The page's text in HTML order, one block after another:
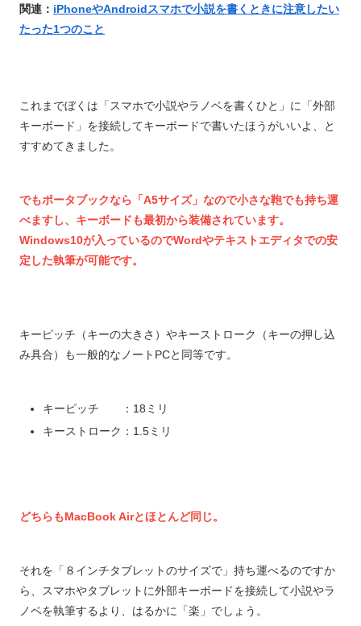
関連： iPhoneやAndroidスマホで小説を書くときに注意したい
たった1つのこと
これまでぼくは「スマホで小説やラノベを書くひと」に「外部
キーボード」を接続してキーボードで書いたほうがいいよ、と
すすめてきました。
でもポータブックなら「A5サイズ」なので小さな鞄でも持ち運
べますし、キーボードも最初から装備されています。
Windows10が入っているのでWordやテキストエディタでの安
定した執筆が可能です。
キーピッチ（キーの大きさ）やキーストローク（キーの押し込
み具合）も一般的なノートPCと同等です。
キーピッチ ：18ミリ
キーストローク：1.5ミリ
どちらもMacBook Airとほとんど同じ。
それを「８インチタブレットのサイズで」持ち運べるのですか
ら、スマホやタブレットに外部キーボードを接続して小説やラ
ノベを執筆するより、はるかに「楽」でしょう。